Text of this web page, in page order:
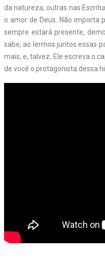
da natureza, outras nas
o amor de Deus. Não importa
sempre estará presente,
sabe, ao lermos juntos essas
mais, e, talvez, Ele escreva o
de você o protagonista dessa